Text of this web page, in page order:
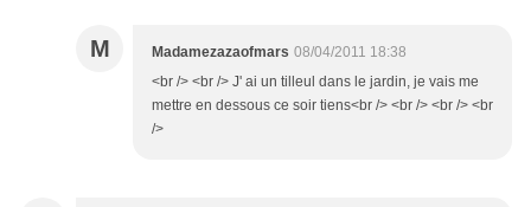
M Madamezazaofmars 08/04/2011 18:38
<br /> <br /> J' ai un tilleul dans le jardin, je vais me
mettre en dessous ce soir tiens<br /> <br /> <br /> <br
/>